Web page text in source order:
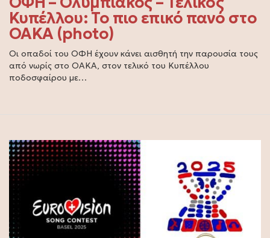
Κυπέλλου: Το πιο επικό πανό στο
ΟΑΚΑ (photo)
Οι οπαδοί του ΟΦΗ έχουν κάνει αισθητή την παρουσία τους
από νωρίς στο ΟΑΚΑ, στον τελικό του Κυπέλλου
ποδοσφαίρου με…